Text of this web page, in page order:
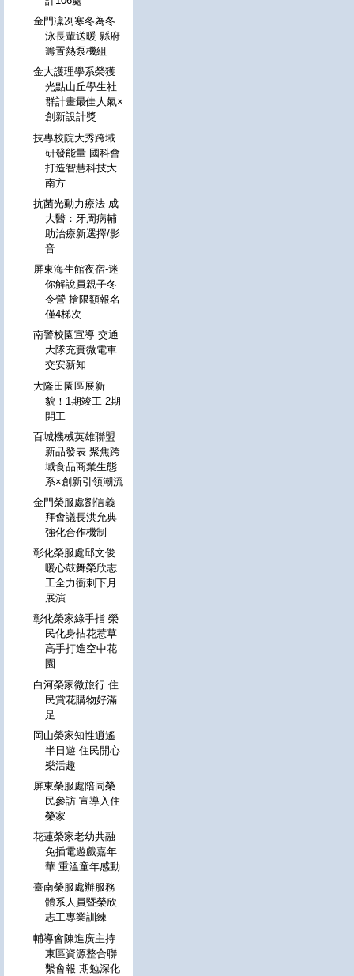
金門凜冽寒冬為冬
泳長輩送暖 縣府
籌置熱泵機組
金大護理學系榮獲
光點山丘學生社
群計畫最佳人氣×
創新設計獎
技專校院大秀跨域
研發能量 國科會
打造智慧科技大
南方
抗菌光動力療法 成
大醫：牙周病輔
助治療新選擇/影
音
屏東海生館夜宿-迷
你解說員親子冬
令營 搶限額報名
僅4梯次
南警校園宣導 交通
大隊充實微電車
交安新知
大隆田園區展新
貌！1期竣工 2期
開工
百城機械英雄聯盟
新品發表 聚焦跨
域食品商業生態
系×創新引領潮流
金門榮服處劉信義
拜會議長洪允典
強化合作機制
彰化榮服處邱文俊
暖心鼓舞榮欣志
工全力衝刺下月
展演
彰化榮家綠手指 榮
民化身拈花惹草
高手打造空中花
園
白河榮家微旅行 住
民賞花購物好滿
足
岡山榮家知性逍遙
半日遊 住民開心
樂活趣
屏東榮服處陪同榮
民參訪 宣導入住
榮家
花蓮榮家老幼共融
免插電遊戲嘉年
華 重溫童年感動
臺南榮服處辦服務
體系人員暨榮欣
志工專業訓練
輔導會陳進廣主持
東區資源整合聯
繫會報 期勉深化